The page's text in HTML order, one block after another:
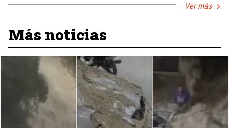
Ver más
Más noticias